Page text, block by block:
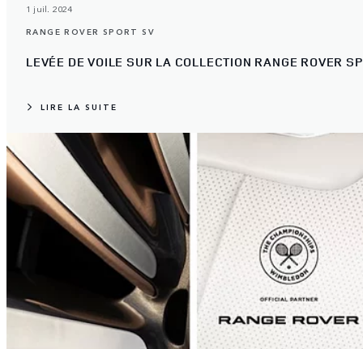
1 juil. 2024
RANGE ROVER SPORT SV
LEVÉE DE VOILE SUR LA COLLECTION RANGE ROVER
LIRE LA SUITE